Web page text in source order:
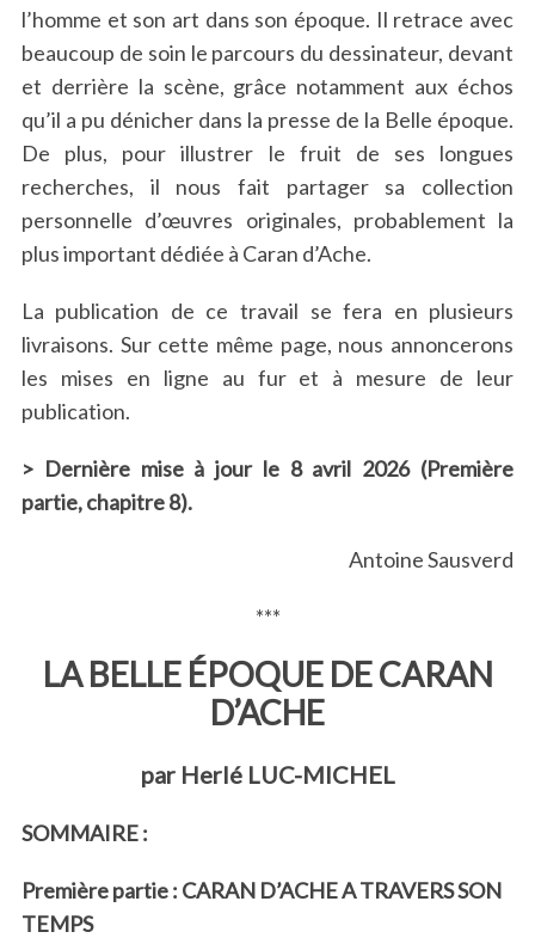
l’homme et son art dans son époque. Il retrace avec
beaucoup de soin le parcours du dessinateur, devant
et derrière la scène, grâce notamment aux échos
qu’il a pu dénicher dans la presse de la Belle époque.
De plus, pour illustrer le fruit de ses longues
recherches, il nous fait partager sa collection
personnelle d’œuvres originales, probablement la
plus important dédiée à Caran d’Ache.
La publication de ce travail se fera en plusieurs
livraisons. Sur cette même page, nous annoncerons
les mises en ligne au fur et à mesure de leur
publication.
> Dernière mise à jour le 8 avril 2026 (Première
partie, chapitre 8).
Antoine Sausverd
***
LA BELLE ÉPOQUE DE CARAN
D’ACHE
par Herlé LUC-MICHEL
SOMMAIRE :
Première partie : CARAN D’ACHE A TRAVERS SON
TEMPS